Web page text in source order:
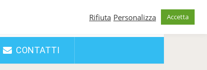
CONTATTI
Rifiuta Personalizza Accetta